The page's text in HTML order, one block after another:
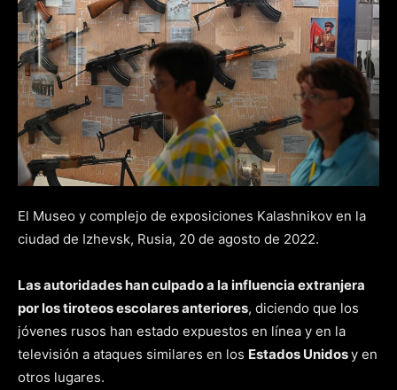
El Museo y complejo de exposiciones Kalashnikov en la
ciudad de Izhevsk, Rusia, 20 de agosto de 2022.
Las autoridades han culpado a la influencia extranjera
por los tiroteos escolares anteriores, diciendo que los
jóvenes rusos han estado expuestos en línea y en la
televisión a ataques similares en los Estados Unidosy en
otros lugares.